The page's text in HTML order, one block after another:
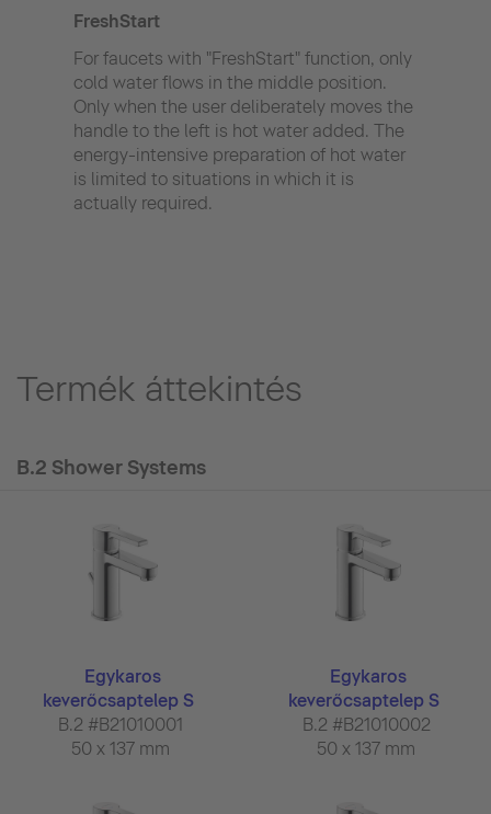
FreshStart
For faucets with "FreshStart" function, only
cold water flows in the middle position.
Only when the user deliberately moves the
handle to the left is hot water added. The
energy-intensive preparation of hot water
is limited to situations in which it is
actually required.
Termék áttekintés
B.2 Shower Systems
Egykaros
keverőcsaptelep S
B.2 #B21010001
50 x 137 mm
Egykaros
keverőcsaptelep S
B.2 #B21010002
50 x 137 mm